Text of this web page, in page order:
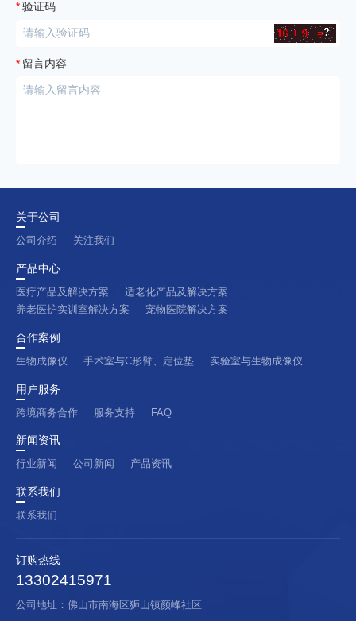
* 验证码
* 留言内容
关于公司
公司介绍
关注我们
产品中心
医疗产品及解决方案
适老化产品及解决方案
养老医护实训室解决方案
宠物医院解决方案
合作案例
生物成像仪
手术室与C形臂、定位垫 实验室与生物成像仪
用户服务
跨境商务合作
服务支持 FAQ
新闻资讯
行业新闻
公司新闻 产品资讯
联系我们
联系我们
订购热线
13302415971
公司地址：佛山市南海区狮山镇颜峰社区